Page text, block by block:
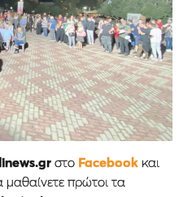
στο Facebookκαι
μαθαίνετε πρώτοι τα